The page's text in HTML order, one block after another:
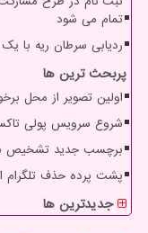
تمام می شود
ردیابی سرطان ریه با
پربحث ترین ها
اولین تصویر از محل
شروع سرویس پولی
برچسب جدید تشخیص
پشت پرده حذف تلگرام
جدیدترین ها